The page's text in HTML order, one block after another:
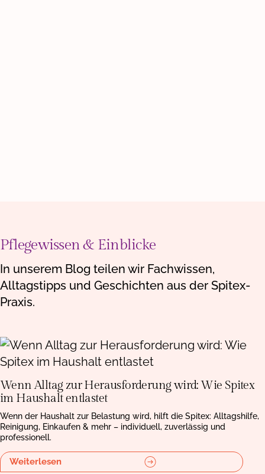
Pflegewissen & Einblicke
In unserem Blog teilen wir Fachwissen,
Alltagstipps und Geschichten aus der Spitex-
Praxis.
Wenn Alltag zur Herausforderung wird: Wie Spitex
im Haushalt entlastet
Wenn der Haushalt zur Belastung wird, hilft die Spitex: Alltagshilfe,
Reinigung, Einkaufen & mehr – individuell, zuverlässig und
professionell.
Weiterlesen